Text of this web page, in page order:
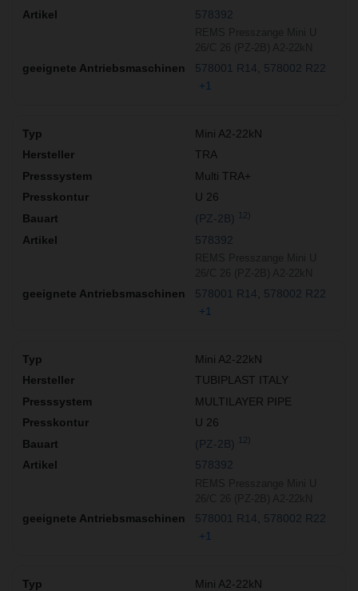
578392
578001 R14
578002 R22
+1
Mini A2-22kN
TRA
Multi TRA+
U 26
(PZ-2B)
12)
578392
578001 R14
578002 R22
+1
Mini A2-22kN
TUBIPLAST ITALY
MULTILAYER PIPE
U 26
(PZ-2B) 12)
578392
578001 R14
578002 R22
+1
Mini A2-22kN